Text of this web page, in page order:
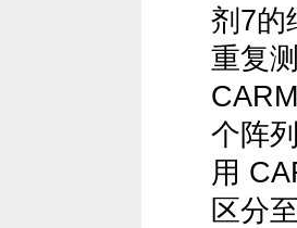
剂 7的
重复
个阵
用
区分